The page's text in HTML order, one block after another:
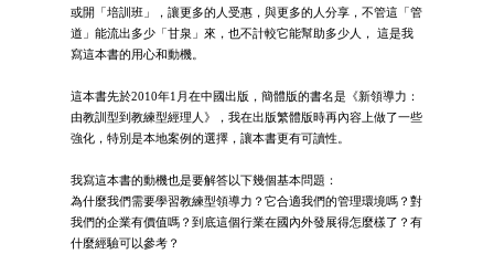
或開「培訓班」，讓更多的人受惠，與更多的人分享，不管這「管
道」能流出多少「甘泉」來，也不計較它能幫助多少人， 這是我
寫這本書的用心和動機。
這本書先於2010年1月在中國出版，簡體版的書名是《新領導力：
由教訓型到教練型經理人》，我在出版繁體版時再內容上做了一些
強化，特別是本地案例的選擇，讓本書更有可讀性。
我寫這本書的動機也是要解答以下幾個基本問題：
為什麼我們需要學習教練型領導力？它合適我們的管理環境嗎？對
我們的企業有價值嗎？到底這個行業在國內外發展得怎麼樣了？有
什麼經驗可以參考？